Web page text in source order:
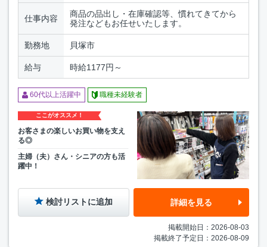
仕事内容
商品の品出し・在庫確認等、慣れてきてから
発注などもお任せいたします。
勤務地 貝塚市
給与 時給1177円～
60代以上活躍中 職種未経験者
ここがオススメ！
お客さまの楽しいお買い物を支え
る◎
主婦（夫）さん・シニアの方も活
躍中！
検討リストに追加 詳細を見る
掲載開始日：2026-08-03
掲載終了予定日：2026-08-09